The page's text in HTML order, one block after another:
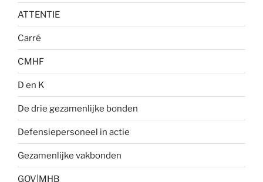
ATTENTIE
Carré
CMHF
D en K
De drie gezamenlijke bonden
Defensiepersoneel in actie
Gezamenlijke vakbonden
GOV|MHB